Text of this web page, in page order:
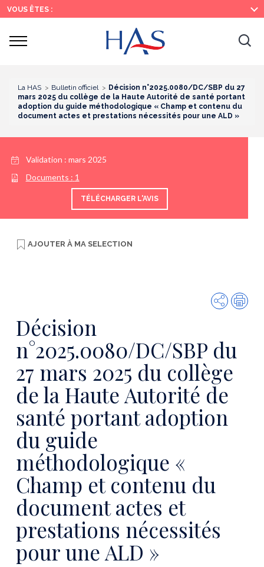
Recherche
Menu
principal
Contenu
principal
VOUS ÊTES :
Ouvrir
La HAS Bulletin officiel
Décision n°2025.0080/DC/SBP du 27
mars 2025 du collège de la Haute Autorité de santé portant
adoption du guide méthodologique « Champ et contenu du
document actes et prestations nécessités pour une ALD »
Validation : mars 2025
Documents : 1
TÉLÉCHARGER L'AVIS
AJOUTER À MA SELECTION
Partager
Décision
n°2025.0080/DC/SBP du
27 mars 2025 du collège
de la Haute Autorité de
santé portant adoption
du guide
méthodologique «
Champ et contenu du
document actes et
prestations nécessités
pour une ALD »